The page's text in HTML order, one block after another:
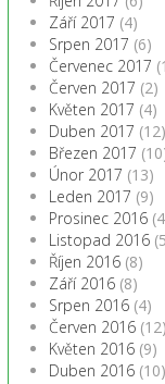
Září 2017 (4)
Srpen 2017 (6)
Červenec 2017
Červen 2017 (2)
Květen 2017 (4)
Duben 2017 (12)
Březen 2017
Únor 2017 (13)
Leden 2017 (9)
Prosinec 2016
Listopad 2016
Říjen 2016 (8)
Září 2016 (8)
Srpen 2016 (4)
Červen 2016 (12)
Květen 2016 (9)
Duben 2016 (10)